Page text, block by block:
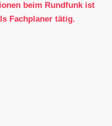
beim Rundfunk ist
Fachplaner tätig.